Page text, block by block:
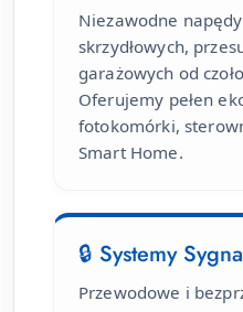
Niezawodne
skrzydłowych,
garażowych od
Oferujemy pełen
fotokomórki,
Smart Home.
🔒 Systemy
Przewodowe i